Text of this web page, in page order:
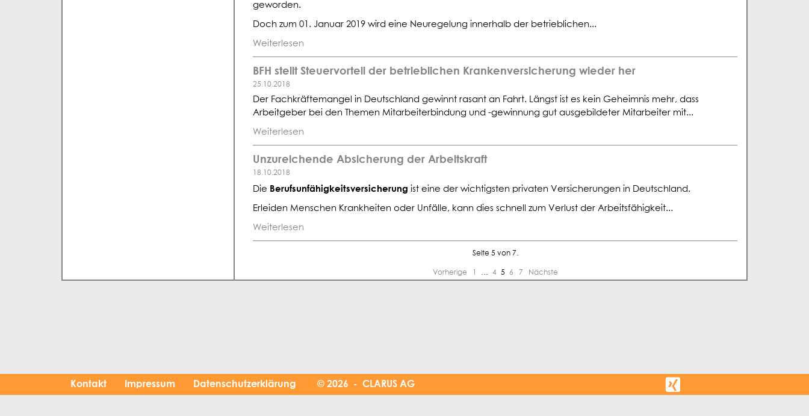
geworden.
Doch zum 01. Januar 2019 wird eine Neuregelung innerhalb der betrieblichen...
Weiterlesen
BFH stellt Steuervorteil der betrieblichen Krankenversicherung wieder her
25.10.2018
Der Fachkräftemangel in Deutschland gewinnt rasant an Fahrt. Längst ist es kein Geheimnis mehr, dass
Arbeitgeber bei den Themen Mitarbeiterbindung und -gewinnung gut ausgebildeter Mitarbeiter mit...
Weiterlesen
Unzureichende Absicherung der Arbeitskraft
18.10.2018
Die Berufsunfähigkeitsversicherung ist eine der wichtigsten privaten Versicherungen in Deutschland.
Erleiden Menschen Krankheiten oder Unfälle, kann dies schnell zum Verlust der Arbeitsfähigkeit...
Weiterlesen
Seite 5 von 7.
Vorherige … 4 5 6 7 Nächste
Kontakt Impressum Datenschutzerklärung © 2026 - CLARUS AG